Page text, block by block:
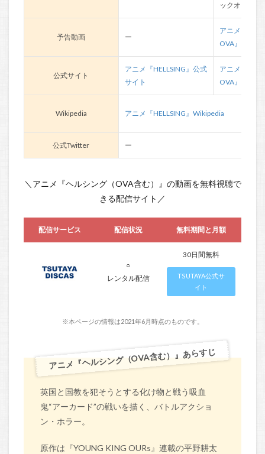
ックオーケス
予告動画 ー
アニメ『
OVA』予告動
公式サイト
アニメ『HELLSING』公式
サイト
アニメ『
OVA』公式サ
Wikipedia アニメ『HELLSING』Wikipedia
公式Twitter ー
＼アニメ『ヘルシング（OVA含む）』の動画を無料視聴で
きる配信サイト／
配信サービス 配信状況 無料期間と月額
○
レンタル配信
30日間無料
TSUTAYA公式サ
イト
※本ページの情報は2021年6月時点のものです。
アニメ『ヘルシング（OVA含む）』あらすじ
英国と国教を犯そうとする化け物と戦う吸血
鬼“アーカード”の戦いを描く、バトルアクショ
ン・ホラー。
原作は『YOUNG KING OURs』連載の平野耕太